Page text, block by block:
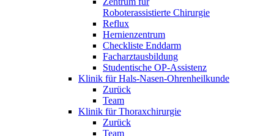
Roboterassistierte Chirurgie
Reflux
Hernienzentrum
Checkliste Enddarm
Facharztausbildung
Studentische OP-Assistenz
Klinik für Hals-Nasen-Ohrenheilkunde
Zurück
Team
Klinik für Thoraxchirurgie
Zurück
Team